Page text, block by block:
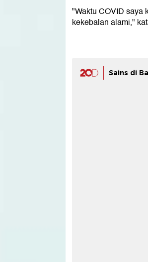
"Waktu COVID saya
kekebalan alami,"
Sains di